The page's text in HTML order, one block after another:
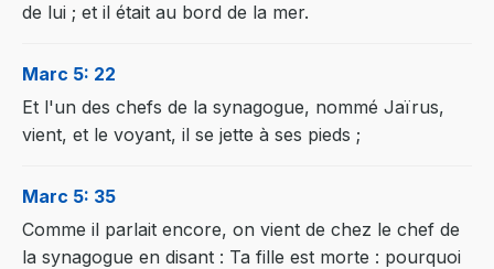
de lui ; et il était au bord de la mer.
Marc 5: 22
Et l'un des chefs de la synagogue, nommé Jaïrus,
vient, et le voyant, il se jette à ses pieds ;
Marc 5: 35
Comme il parlait encore, on vient de chez le chef de
la synagogue en disant : Ta fille est morte : pourquoi